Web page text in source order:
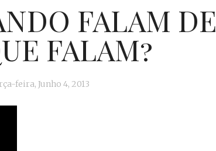
FALAM DE
FALAM?
feira, Junho 4, 2013